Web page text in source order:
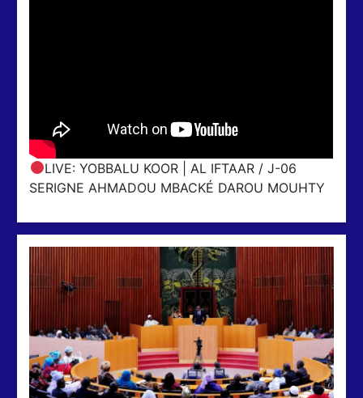
LIVE: YOBBALU KOOR | AL IFTAAR / J-06
SERIGNE AHMADOU MBACKÉ DAROU MOUHTY